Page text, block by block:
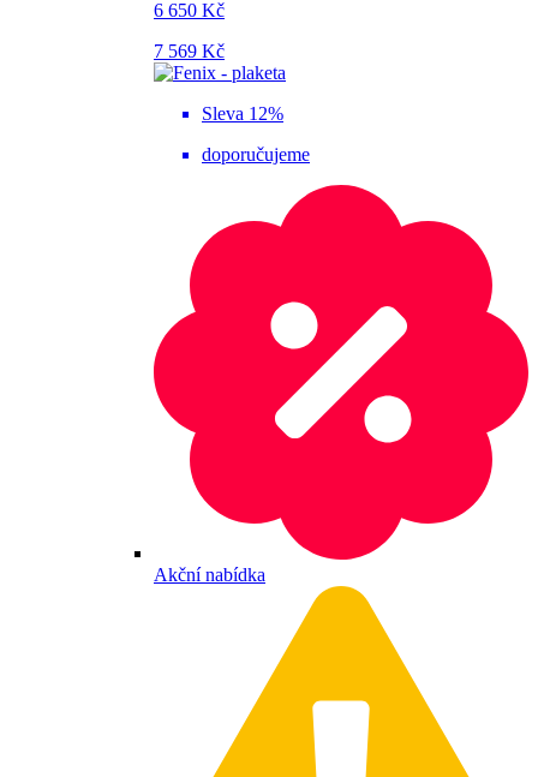
6 650 Kč
7 569 Kč
Sleva 12%
doporučujeme
Akční nabídka